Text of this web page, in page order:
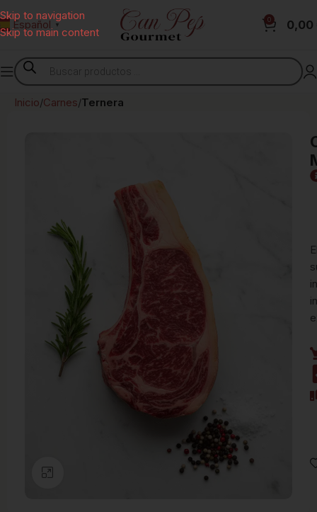
Skip to navigation
Skip to main content
Español ▼
0 0,00
Inicio Carnes Ternera